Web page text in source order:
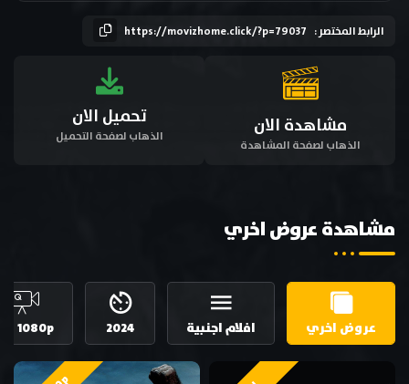
الرابط المختصر : https://movizhome.click/?p=79037
مشاهدة الان
الذهاب لصفحة المشاهدة
تحميل الان
الذهاب لصفحة التحميل
مشاهدة عروض اخري
عروض اخري افلام اجنبية 2024
1080p